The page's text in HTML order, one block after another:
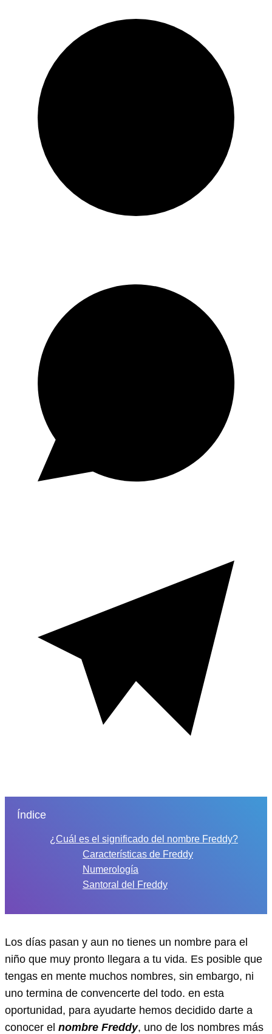
Índice
¿Cuál es el significado del nombre Freddy?
Características de Freddy
Numerología
Santoral del Freddy
Los días pasan y aun no tienes un nombre para el
niño que muy pronto llegara a tu vida. Es posible que
tengas en mente muchos nombres, sin embargo, ni
uno termina de convencerte del todo. en esta
oportunidad, para ayudarte hemos decidido darte a
conocer el nombre Freddy, uno de los nombres más